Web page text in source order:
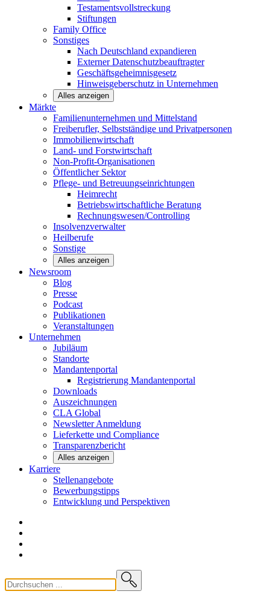
Testamentsvollstreckung
Stiftungen
Family Office
Sonstiges
Nach Deutschland expandieren
Externer Datenschutzbeauftragter
Geschäftsgeheimnisgesetz
Hinweisgeberschutz in Unternehmen
Alles anzeigen
Märkte
Familienunternehmen und Mittelstand
Freiberufler, Selbstständige und Privatpersonen
Immobilienwirtschaft
Land- und Forstwirtschaft
Non-Profit-Organisationen
Öffentlicher Sektor
Pflege- und Betreuungseinrichtungen
Heimrecht
Betriebswirtschaftliche Beratung
Rechnungswesen/Controlling
Insolvenzverwalter
Heilberufe
Sonstige
Alles anzeigen
Newsroom
Blog
Presse
Podcast
Publikationen
Veranstaltungen
Unternehmen
Jubiläum
Standorte
Mandantenportal
Registrierung Mandantenportal
Downloads
Auszeichnungen
CLAGlobal
NewsletterAnmeldung
Lieferkette und Compliance
Transparenzbericht
Alles anzeigen
Karriere
Stellenangebote
Bewerbungstipps
Entwicklung und Perspektiven